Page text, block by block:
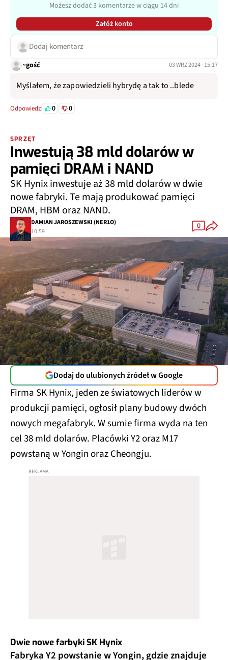
Możesz dodać 3 komentarze w ciągu 14 dni
Załóż konto
Dodaj komentarz
~gość 03 WRZ 2024 · 15:17
Myślałem, że zapowiedzieli hybrydę a tak to ..blede
Odpowiedz 0 0
SPRZĘT
Inwestują 38 mld dolarów w
pamięci DRAM i NAND
SK Hynix inwestuje aż 38 mld dolarów w dwie
nowe fabryki. Te mają produkować pamięci
DRAM, HBM oraz NAND.
DAMIAN JAROSZEWSKI (NER1O)
10:59
0
Dodaj do ulubionych źródeł w Google
Firma SK Hynix, jeden ze światowych liderów w
produkcji pamięci, ogłosił plany budowy dwóch
nowych megafabryk. W sumie firma wyda na ten
cel 38 mld dolarów. Placówki Y2 oraz M17
powstaną w Yongin oraz Cheongju.
Dwie nowe farbyki SK Hynix
Fabryka Y2 powstanie w Yongin, gdzie znajduje